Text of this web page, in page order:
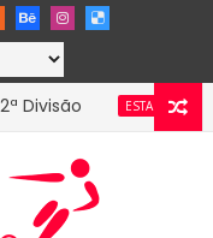
ESTADUAL